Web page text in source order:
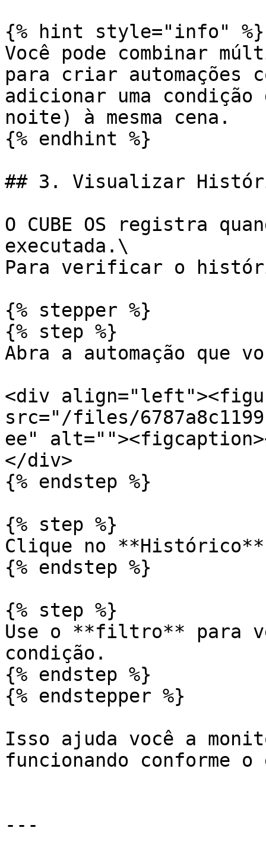
{% hint style="info" %}
Você pode combinar
para criar automações
adicionar uma
noite) à mesma cena.
{% endhint %}
## 3. Visualizar
O CUBE OS registra
executada.\
Para verificar o
{% stepper %}
{% step %}
Abra a automação que
<div
src="/files/
ee"
</div>
{% endstep %}
{% step %}
Clique no
{% endstep %}
{% step %}
Use o **filtro** para
condição.
{% endstep %}
{% endstepper %}
Isso ajuda você a
funcionando conforme o
---